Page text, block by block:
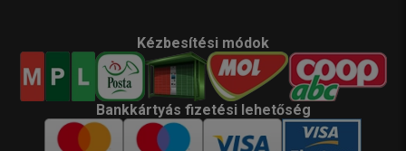
Kézbesítési módok
Bankkártyás fizetési lehetőség